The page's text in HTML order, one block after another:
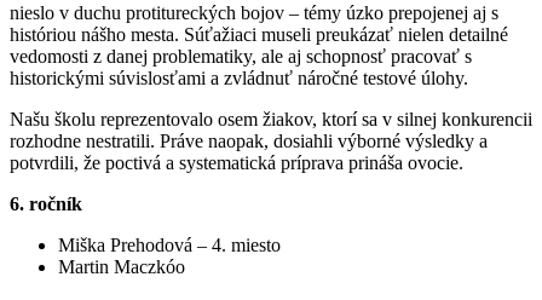
nieslo v duchu protitureckých bojov – témy úzko prepojenej aj s
históriou nášho mesta. Súťažiaci museli preukázať nielen detailné
vedomosti z danej problematiky, ale aj schopnosť pracovať s
historickými súvislosťami a zvládnuť náročné testové úlohy.
Našu školu reprezentovalo osem žiakov, ktorí sa v silnej konkurencii
rozhodne nestratili. Práve naopak, dosiahli výborné výsledky a
potvrdili, že poctivá a systematická príprava prináša ovocie.
6. ročník
Miška Prehodová – 4. miesto
Martin Maczkóo